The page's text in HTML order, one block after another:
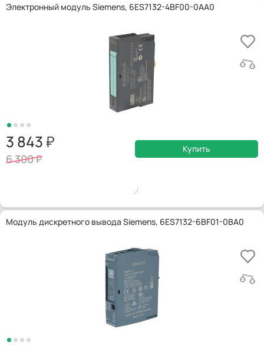
Электронный модуль Siemens, 6ES7132-4BF00-0AA0
3 843
6 300
Купить
Модуль дискретного вывода Siemens, 6ES7132-6BF01-0BA0